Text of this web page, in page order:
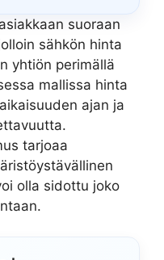
suoraan
sähkön hinta
yhtiön perimällä
mallissa hinta
ajan ja
tarjoaa
olla sidottu joko